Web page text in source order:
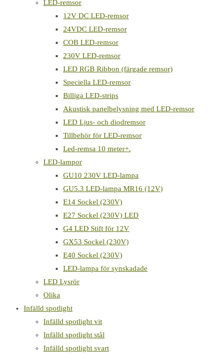
LED-remsor
12V DC LED-remsor
24VDC LED-remsor
COB LED-remsor
230V LED-remsor
LED RGB Ribbon (färgade remsor)
Speciella LED-remsor
Billiga LED-strips
Akustisk panelbelysning med LED-remsor
LED Ljus- och diodremsor
Tillbehör för LED-remsor
Led-remsa 10 meter+.
LED-lampor
GU10 230V LED-lampa
GU5.3 LED-lampa MR16 (12V)
E14 Sockel (230V)
E27 Sockel (230V) LED
G4 LED Stift för 12V
GX53 Sockel (230V)
E40 Sockel (230V)
LED-lampa för synskadade
LED Lysrör
Olika
Infälld spotlight
Infälld spotlight vit
Infälld spotlight stål
Infälld spotlight svart